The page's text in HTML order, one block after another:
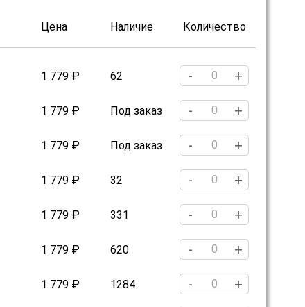
Цена Наличие Количество
1 779 ₽ 62 - +
1 779 ₽ Под заказ - +
1 779 ₽ Под заказ - +
1 779 ₽ 32 - +
1 779 ₽ 331 - +
1 779 ₽ 620 - +
1 779 ₽ 1284 - +